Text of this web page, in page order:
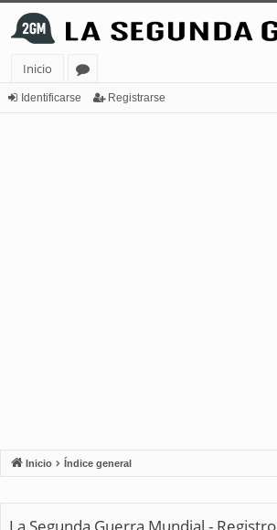
Inicio
or
Identificarse Registrarse
Inicio Índice general
La Segunda Guerra Mundial - Registro